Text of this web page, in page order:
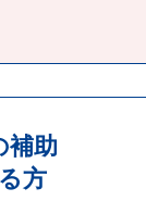
補助
方